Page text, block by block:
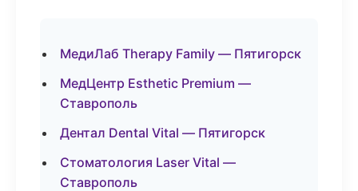
МедиЛаб Therapy Family — Пятигорск
МедЦентр Esthetic Premium —
Ставрополь
Дентал Dental Vital — Пятигорск
Стоматология Laser Vital —
Ставрополь